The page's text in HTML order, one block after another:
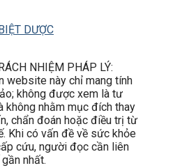
DƯỢC
NHIỆM PHÁP LÝ:
website này chỉ mang tính
không được xem là tư
không nhằm mục đích thay
chẩn đoán hoặc điều trị từ
Khi có vấn đề về sức khỏe
cứu, người đọc cần liên
nhất.